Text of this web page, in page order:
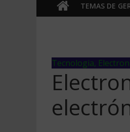
TEMAS DE
Tecnologia,